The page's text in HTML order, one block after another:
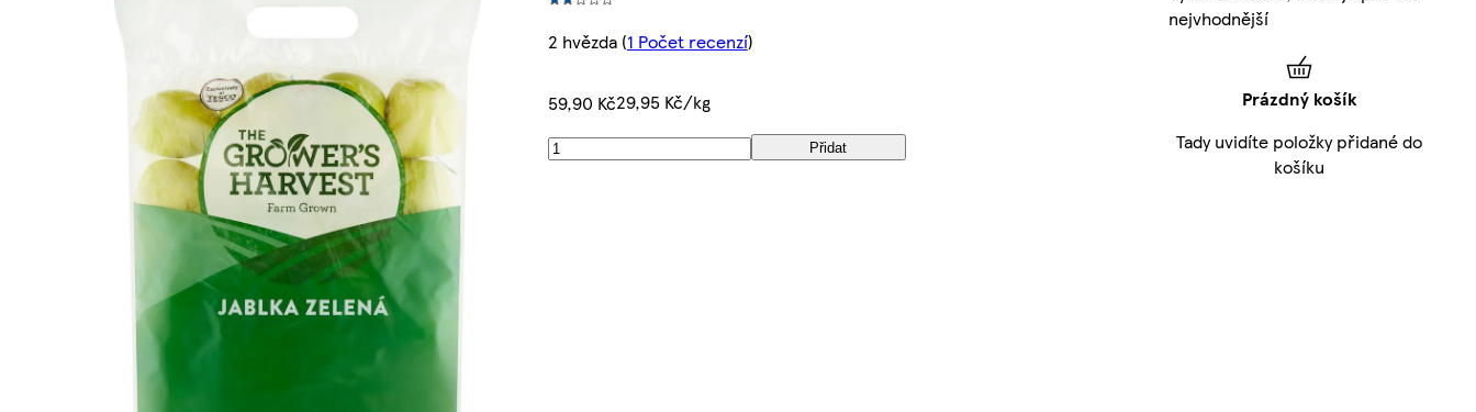
2 hvězda(1 Počet recenzí)
59,90 Kč29,95 Kč/kg
Přidat
nejvhodnější
Prázdný košík
Tady uvidíte položky přidané do
košíku